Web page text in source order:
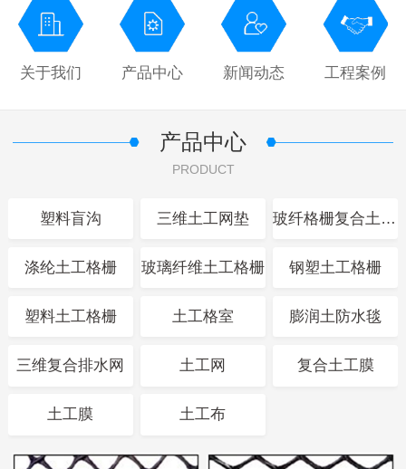
关于我们 产品中心 新闻动态 工程案例
产品中心
PRODUCT
塑料盲沟 三维土工网垫 玻纤格栅复合土工布
涤纶土工格栅 玻璃纤维土工格栅 钢塑土工格栅
塑料土工格栅 土工格室 膨润土防水毯
三维复合排水网 土工网 复合土工膜
土工膜 土工布